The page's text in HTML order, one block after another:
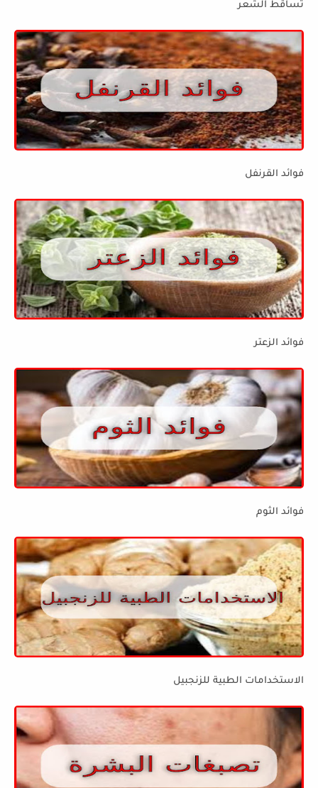
تساقط الشعر
فوائد القرنفل
فوائد الزعتر
فوائد الثوم
الاستخدامات الطبية للزنجبيل